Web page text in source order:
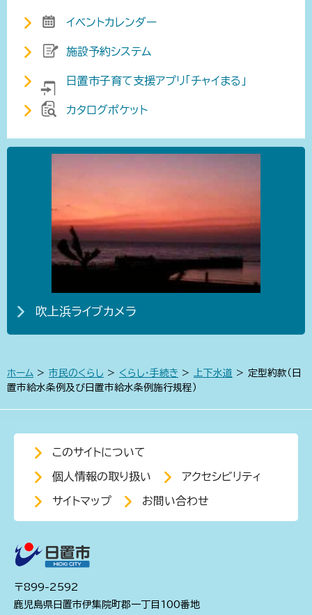
イベントカレンダー
施設予約システム
日置市子育て支援アプリ「チャイまる」
カタログポケット
吹上浜ライブカメラ
ホーム > 市民のくらし > くらし・手続き > 上下水道 > 定型約款（日
置市給水条例及び日置市給水条例施行規程）
このサイトについて
個人情報の取り扱い アクセシビリティ
サイトマップ お問い合わせ
〒899-2592
鹿児島県日置市伊集院町郡一丁目100番地